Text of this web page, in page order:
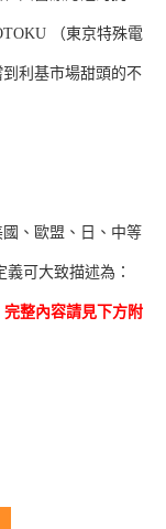
（東京特殊電
利基市場甜頭的不
、歐盟、日、中等
可大致描述為：
整內容請見下方附